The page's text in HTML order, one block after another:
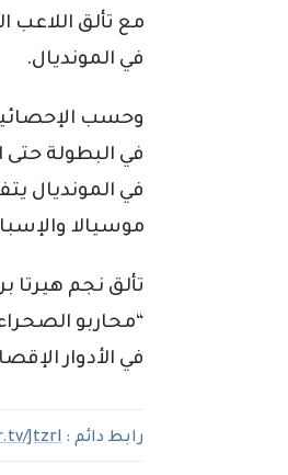
في المونديال.
وحسب
في المونديال
موسيالا
تألق نجم هيرتا
“محاربو
في الأدوار
رابط دائم :Jtzrl